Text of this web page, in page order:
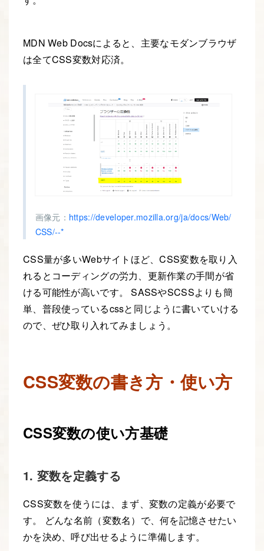
MDN Web Docsによると、主要なモダンブラウザ
は全てCSS変数対応済。
画像元： https://developer.mozilla.org/ja/docs/Web/
CSS/--*
CSS量が多いWebサイトほど、CSS変数を取り入
れるとコーディングの労力、更新作業の手間が省
ける可能性が高いです。 SASSやSCSSよりも簡
単、普段使っているcssと同じように書いていける
ので、ぜひ取り入れてみましょう。
CSS変数の書き方・使い方
CSS変数の使い方基礎
1. 変数を定義する
CSS変数を使うには、まず、変数の定義が必要で
す。 どんな名前（変数名）で、何を記憶させたい
かを決め、呼び出せるように準備します。